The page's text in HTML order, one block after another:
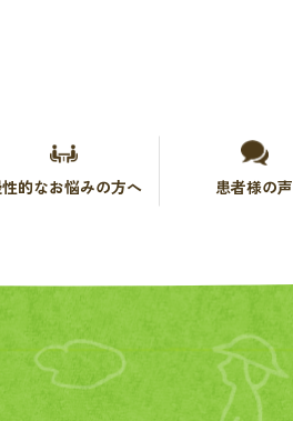
的なお悩みの方へ 患者様の声